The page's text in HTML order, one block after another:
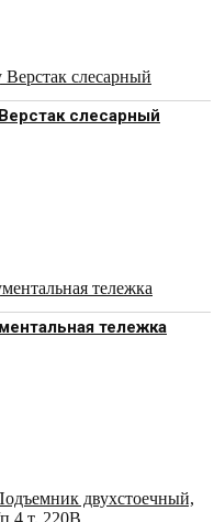
слесарный
тележка